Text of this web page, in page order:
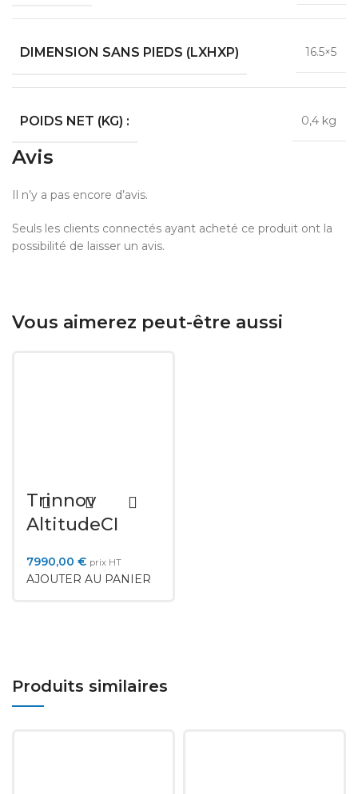
DIMENSION SANS PIEDS (LXHXP) 16.5×5
POIDS NET (KG) : 0,4 kg
Avis
Il n’y a pas encore d’avis.
Seuls les clients connectés ayant acheté ce produit ont la
possibilité de laisser un avis.
Vous aimerez peut-être aussi
Trinnov
AltitudeCI
7990,00 € prix HT
AJOUTER AU PANIER
Produits similaires